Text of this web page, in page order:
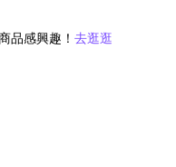
品感興趣！ 去逛逛